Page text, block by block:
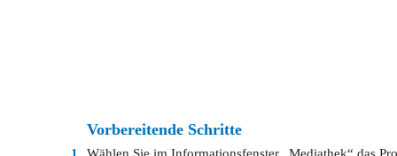
Vorbereitende Schritte